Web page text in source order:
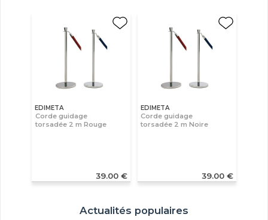
EDIMETA
Corde guidage
torsadée 2 m Rouge
39.00 €
EDIMETA
Corde guidage
torsadée 2 m Noire
39.00 €
Actualités populaires